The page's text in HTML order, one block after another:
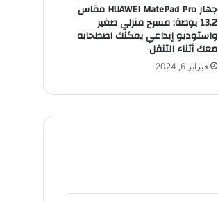
جهاز HUAWEI MatePad Pro مقاس
13.2 بوصة: مسرح منزلي صغير
واستوديو إبداعي يمكنك اصطحابه
معك أثناء التنقل
فبراير 6, 2024